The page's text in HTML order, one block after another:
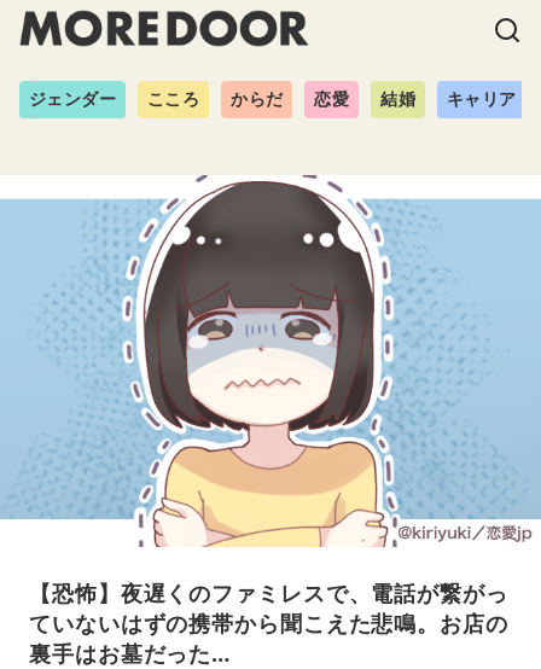
ジェンダー こころ からだ 恋愛 結婚 キャリア
【恐怖】夜遅くのファミレスで、電話が繋がっ
ていないはずの携帯から聞こえた悲鳴。お店の
裏手はお墓だった…